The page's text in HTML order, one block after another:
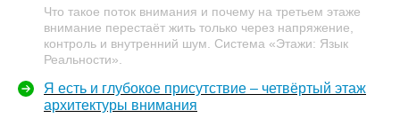
Что такое поток внимания и почему на третьем этаже
внимание перестаёт жить только через напряжение,
контроль и внутренний шум. Система «Этажи: Язык
Реальности».
Я есть и глубокое присутствие – четвёртый этаж
архитектуры внимания